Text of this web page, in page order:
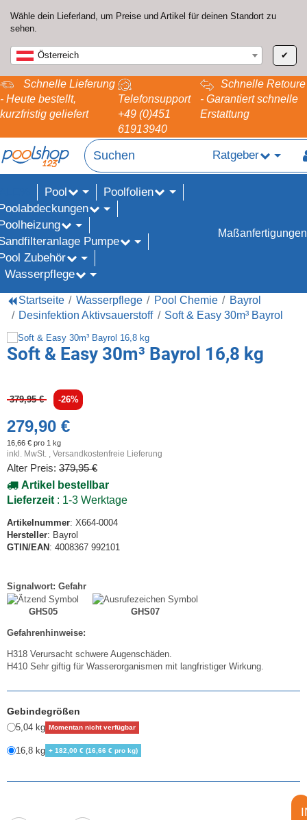
Wähle dein Lieferland, um Preise und Artikel für deinen Standort zu
sehen.
Österreich ✔
Schnelle Lieferung
- Heute bestellt,
kurzfristig geliefert
Telefonsupport
+49 (0)451
61913940
Schnelle Retoure
- Garantiert schnelle
Erstattung
Ratgeber
Pool
Poolfolien
Pumpe
Zubehör
Wasserpflege
Maßanfertigungen
Startseite Wasserpflege Pool Chemie
Bayrol
Desinfektion Aktivsauerstoff
Soft & Easy 30m³ Bayrol
Soft & Easy 30m³ Bayrol 16,8 kg
379,95 € -26%
279,90 €
16,66 € pro 1 kg
inkl. MwSt. , Versandkostenfreie Lieferung
Alter Preis: 379,95 €
Artikel bestellbar
Lieferzeit : 1-3 Werktage
Artikelnummer: X664-0004
Hersteller: Bayrol
GTIN/EAN : 4008367 992101
Signalwort: Gefahr
GHS05 GHS07
Gefahrenhinweise:
H318 Verursacht schwere Augenschäden.
H410 Sehr giftig für Wasserorganismen mit langfristiger Wirkung.
Gebindegrößen
5,04 kg Momentan nicht verfügbar
16,8 kg + 182,00 € (16,66 € pro kg)